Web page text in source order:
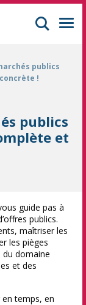
à Mulhouse
publics
!
publics
et
guide pas à
publics.
maîtriser les
les pièges
domaine
et des
temps, en